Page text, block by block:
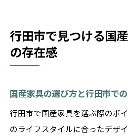
行田市での国産家具購
国産家具が創り出す行田市
行田市の住宅に最適な
行田市で見つける国
の存在感
国産家具の選び方と行田市で
行田市で国産家具を選ぶ際のポ
のライフスタイルに合ったデザ